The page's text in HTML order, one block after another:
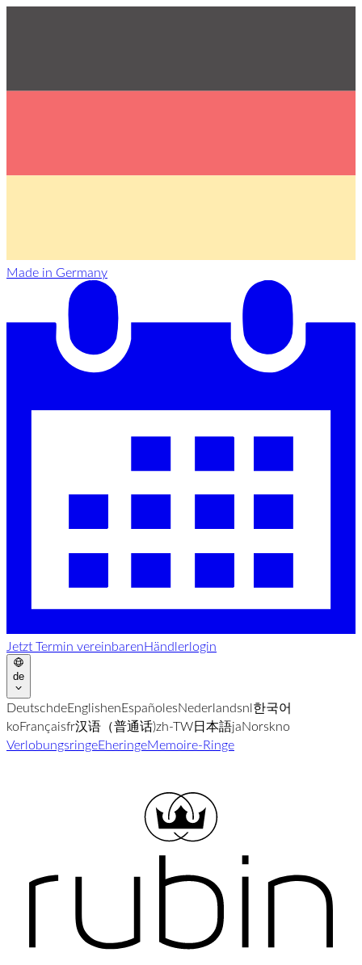
Made in Germany
Jetzt Termin vereinbarenHändlerlogin
de
DeutschdeEnglishenEspañolesNederlandsnl한국어
koFrançaisfr汉语（普通话)zh-TW日本語jaNorskno
VerlobungsringeEheringeMemoire-Ringe